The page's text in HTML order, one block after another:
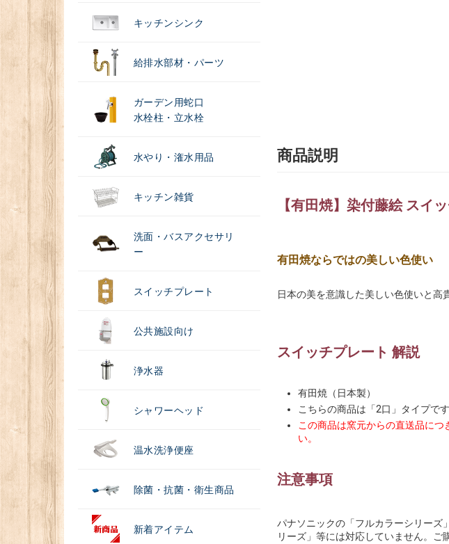
キッチンシンク
給排水部材・パーツ
ガーデン用蛇口
水栓柱・立水栓
水やり・潅水用品
キッチン雑貨
洗面・バスアクセサリ
ー
スイッチプレート
公共施設向け
浄水器
シャワーヘッド
温水洗浄便座
除菌・抗菌・衛生商品
新着アイテム
商品説明
【有田焼】染付藤絵 スイ
有田焼ならではの美しい色使い
日本の美を意識した美しい色使いと高
スイッチプレート 解説
有田焼（日本製）
こちらの商品は「2口」タイプです
この商品は窯元からの直送品に
い。
注意事項
パナソニックの「フルカラーシリーズ
リーズ」等には対応していません。ご